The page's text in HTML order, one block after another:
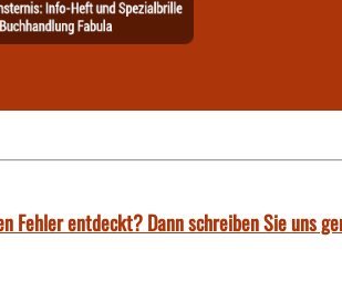
Fehler entdeckt? Dann schreiben Sie uns